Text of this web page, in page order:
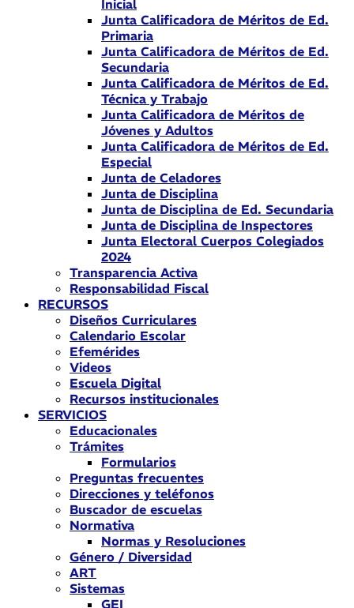
Inicial
Junta Calificadora de Méritos de Ed.
Primaria
Junta Calificadora de Méritos de Ed.
Secundaria
Junta Calificadora de Méritos de Ed.
Técnica y Trabajo
Junta Calificadora de Méritos de
Jóvenes y Adultos
Junta Calificadora de Méritos de Ed.
Especial
Junta de Celadores
Junta de Disciplina
Junta de Disciplina de Ed. Secundaria
Junta de Disciplina de Inspectores
Junta Electoral Cuerpos Colegiados
2024
Transparencia Activa
Responsabilidad Fiscal
RECURSOS
Diseños Curriculares
Calendario Escolar
Efemérides
Videos
Escuela Digital
Recursos institucionales
SERVICIOS
Educacionales
Trámites
Formularios
Preguntas frecuentes
Direcciones y teléfonos
Buscador de escuelas
Normativa
Normas y Resoluciones
Género / Diversidad
ART
Sistemas
GEI